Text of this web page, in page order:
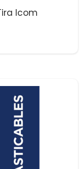
Icom